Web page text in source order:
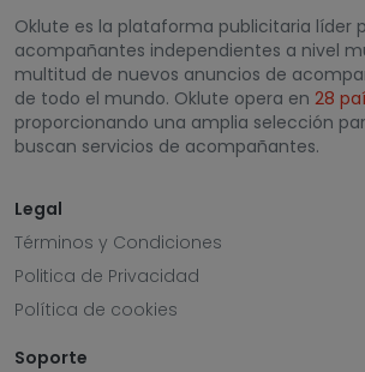
Oklute es la plataforma publicitaria líder
acompañantes independientes a nivel
multitud de nuevos anuncios de
de todo el mundo. Oklute opera en 28
proporcionando una amplia selección
buscan servicios de acompañantes.
Legal
Términos y Condiciones
Politica de Privacidad
Política de cookies
Soporte